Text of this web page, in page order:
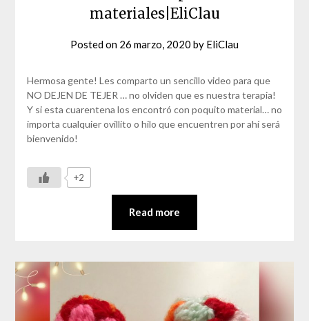
materiales|EliClau
Posted on 26 marzo, 2020 by EliClau
Hermosa gente! Les comparto un sencillo video para que
NO DEJEN DE TEJER … no olviden que es nuestra terapia!
Y si esta cuarentena los encontró con poquito material… no
importa cualquier ovillito o hilo que encuentren por ahí será
bienvenido!
+2
Read more